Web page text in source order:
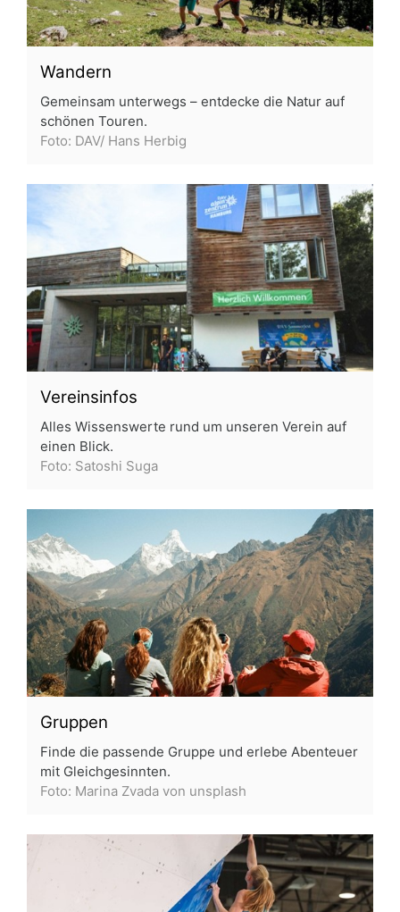
Wandern
Gemeinsam unterwegs – entdecke die Natur auf
schönen Touren.
Foto: DAV/ Hans Herbig
Vereinsinfos
Alles Wissenswerte rund um unseren Verein auf
einen Blick.
Foto: Satoshi Suga
Gruppen
Finde die passende Gruppe und erlebe Abenteuer
mit Gleichgesinnten.
Foto: Marina Zvada von unsplash